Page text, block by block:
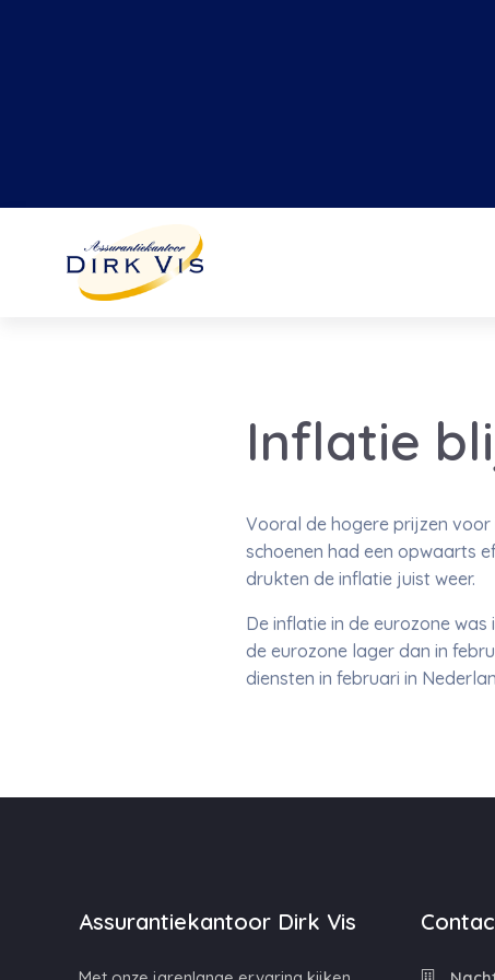
Inflatie
Vooral de hogere prijzen
schoenen had een opwaarts
drukten de inflatie juist weer.
De inflatie in de eurozone
de eurozone lager dan in
diensten in februari in
Assurantiekantoor Dirk Vis